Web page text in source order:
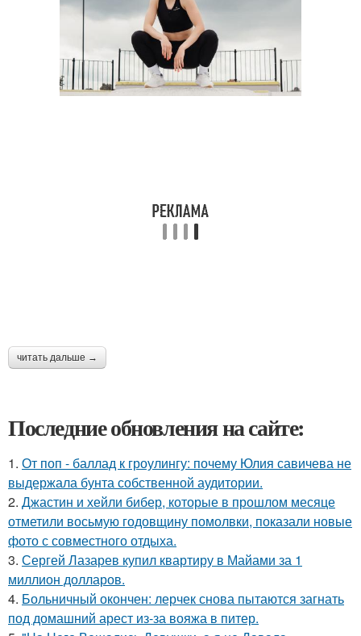
читать дальше →
Последние обновления на сайте:
1. От поп - баллад к гроулингу: почему Юлия савичева не
выдержала бунта собственной аудитории.
2. Джастин и хейли бибер, которые в прошлом месяце
отметили восьмую годовщину помолвки, показали новые
фото с совместного отдыха.
3. Сергей Лазарев купил квартиру в Майами за 1
миллион долларов.
4. Больничный окончен: лерчек снова пытаются загнать
под домашний арест из-за вояжа в питер.